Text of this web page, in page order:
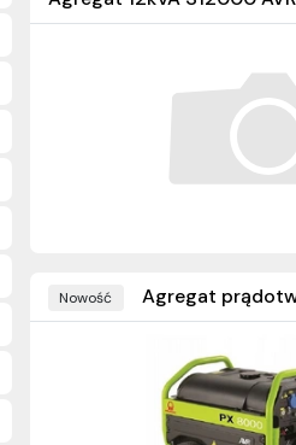
Nowość Agregat